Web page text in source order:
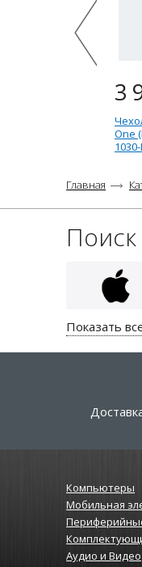
3
One
Главная
Показать
Компьютеры
Мобильная
Аудио и Видео